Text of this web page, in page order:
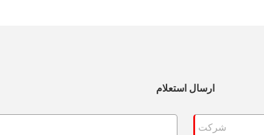
ارسال استعلام